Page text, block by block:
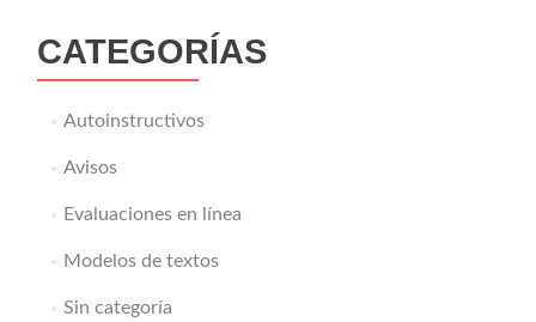
CATEGORÍAS
Autoinstructivos
Avisos
Evaluaciones en línea
Modelos de textos
Sin categoría